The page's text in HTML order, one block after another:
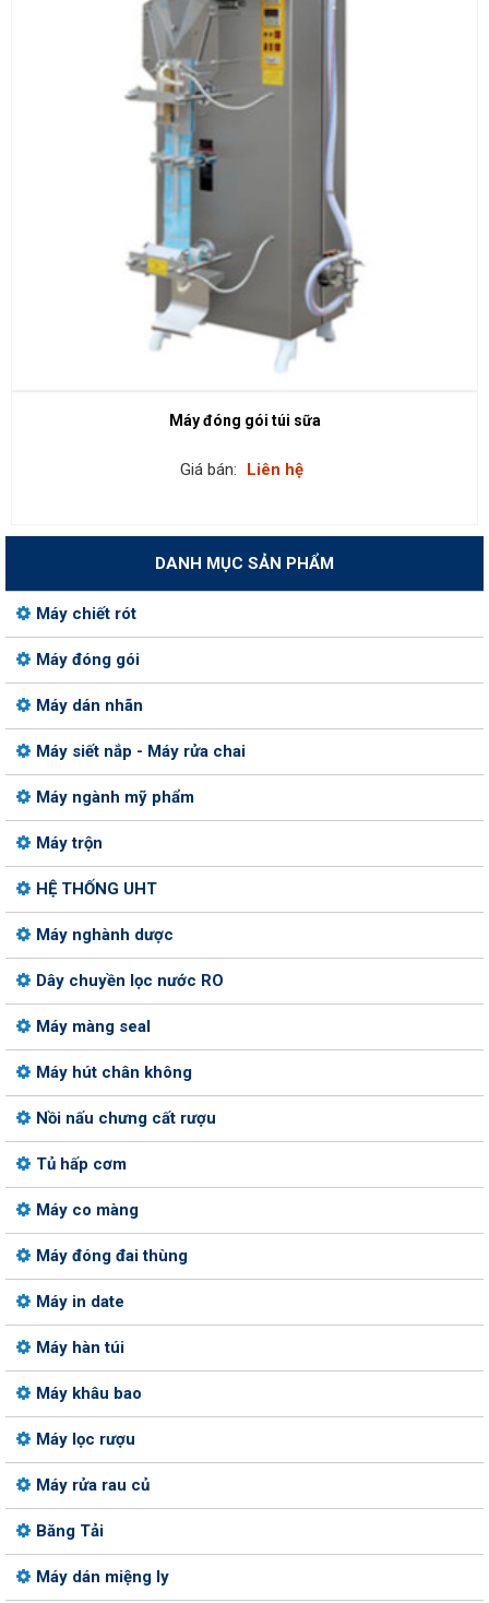
Máy đóng gói túi sữa
Giá bán: Liên hệ
DANH MỤC SẢN PHẨM
Máy chiết rót
Máy đóng gói
Máy dán nhãn
Máy siết nắp - Máy rửa chai
Máy ngành mỹ phẩm
Máy trộn
HỆ THỐNG UHT
Máy nghành dược
Dây chuyền lọc nước RO
Máy màng seal
Máy hút chân không
Nồi nấu chưng cất rượu
Tủ hấp cơm
Máy co màng
Máy đóng đai thùng
Máy in date
Máy hàn túi
Máy khâu bao
Máy lọc rượu
Máy rửa rau củ
Băng Tải
Máy dán miệng ly